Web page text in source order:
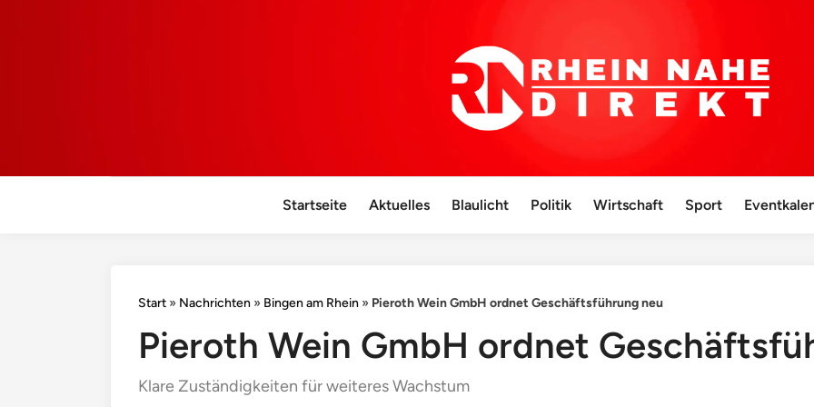
Startseite Aktuelles Blaulicht Politik Wirtschaft Sport
Start » Nachrichten » Bingen am Rhein » Pieroth Wein GmbH ordnet Geschäftsführung neu
Pieroth Wein GmbH ordnet
Klare Zuständigkeiten für weiteres Wachstum